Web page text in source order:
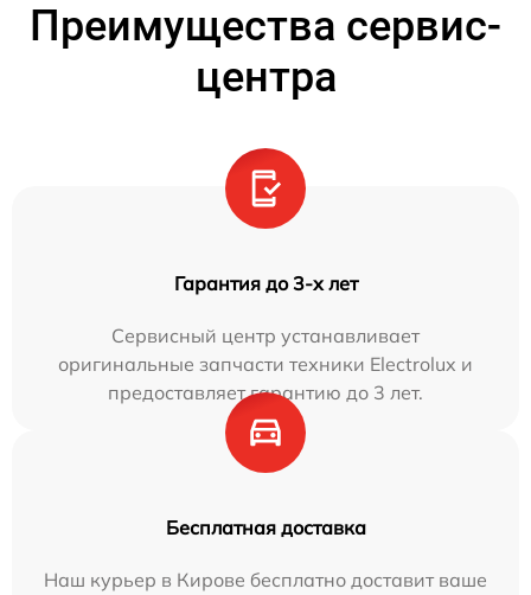
Преимущества сервис-
центра
Гарантия до 3-х лет
Сервисный центр устанавливает
оригинальные запчасти техники Electrolux и
предоставляет гарантию до 3 лет.
Бесплатная доставка
Наш курьер в Кирове бесплатно доставит ваше